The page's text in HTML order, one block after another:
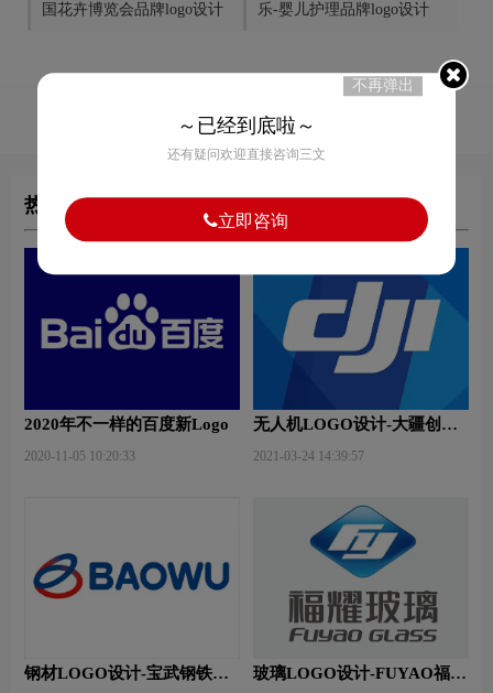
国花卉博览会品牌logo设计 乐-婴儿护理品牌logo设计
50 赞
热门文章
2020年不一样的百度新Logo
2020-11-05 10:20:33
无人机LOGO设计-大疆创新
2021-03-24 14:39:57
钢材LOGO设计-宝武钢铁品
玻璃LOGO设计-FUYAO福耀
不再弹出
～已经到底啦～
还有疑问欢迎直接咨询三文
立即咨询